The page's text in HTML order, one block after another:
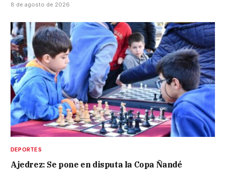
8 de agosto de 2026
DEPORTES
Ajedrez: Se pone en disputa la Copa Ñandé